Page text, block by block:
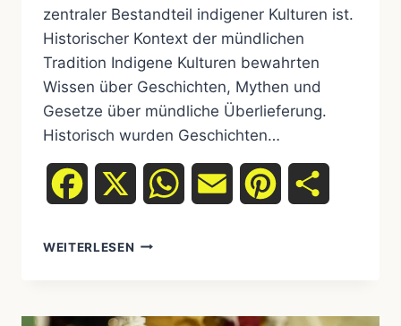
zentraler Bestandteil indigener Kulturen ist.
Historischer Kontext der mündlichen
Tradition Indigene Kulturen bewahrten
Wissen über Geschichten, Mythen und
Gesetze über mündliche Überlieferung.
Historisch wurden Geschichten…
Facebook WhatsAppEmail Pinterest
WEITERLESEN
AUDIO-